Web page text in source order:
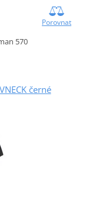
Porovnat
570
černé